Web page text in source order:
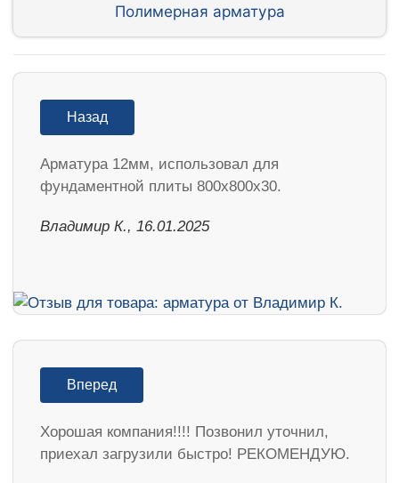
Полимерная арматура
Назад
Арматура 12мм, использовал для
фундаментной плиты 800х800х30.
Владимир К., 16.01.2025
Вперед
Хорошая компания!!!! Позвонил уточнил,
приехал загрузили быстро! РЕКОМЕНДУЮ.